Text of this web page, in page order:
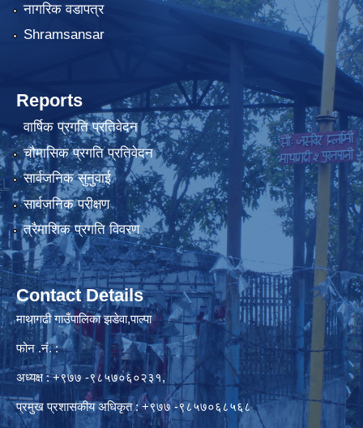
नागरिक वडापत्र
Shramsansar
Reports
वार्षिक प्रगति प्रतिवेदन
चौमासिक प्रगति प्रतिवेदन
सार्वजनिक सुनुवाई
सार्वजनिक परीक्षण
त्रैमाशिक प्रगति विवरण
Contact Details
माथागढी गाउँपालिका झडेवा,पाल्पा
फोन .नं. :
अध्यक्ष : +९७७ -९८५७०६०२३१,
प्रमुख प्रशासकीय अधिकृत : +९७७ -९८५७०६८५६८